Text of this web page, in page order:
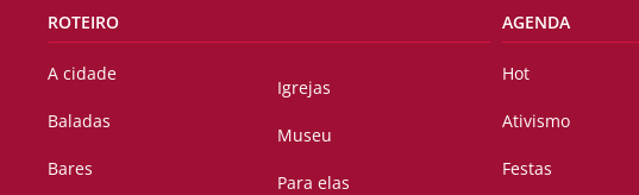
ROTEIRO
A cidade
Baladas
Bares
Igrejas
Museu
Para elas
AGENDA
Hot
Ativismo
Festas